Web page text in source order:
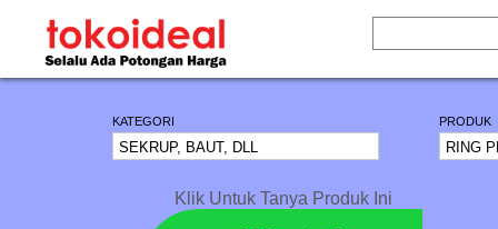
KATEGORI PRODUK
Klik Untuk Tanya Produk Ini